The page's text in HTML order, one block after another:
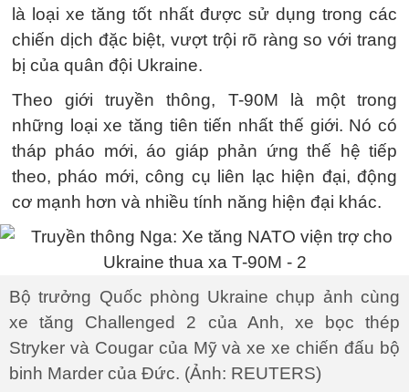
là loại xe tăng tốt nhất được sử dụng trong các
chiến dịch đặc biệt, vượt trội rõ ràng so với trang
bị của quân đội Ukraine.
Theo giới truyền thông, T-90M là một trong
những loại xe tăng tiên tiến nhất thế giới. Nó có
tháp pháo mới, áo giáp phản ứng thế hệ tiếp
theo, pháo mới, công cụ liên lạc hiện đại, động
cơ mạnh hơn và nhiều tính năng hiện đại khác.
Bộ trưởng Quốc phòng Ukraine chụp ảnh cùng
xe tăng Challenged 2 của Anh, xe bọc thép
Stryker và Cougar của Mỹ và xe xe chiến đấu bộ
binh Marder của Đức. (Ảnh: REUTERS)